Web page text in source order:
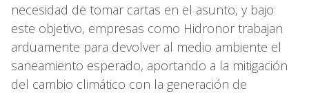
necesidad de tomar cartas en el asunto, y bajo
este objetivo, empresas como Hidronor trabajan
arduamente para devolver al medio ambiente el
saneamiento esperado, aportando a la mitigación
del cambio climático con la generación de